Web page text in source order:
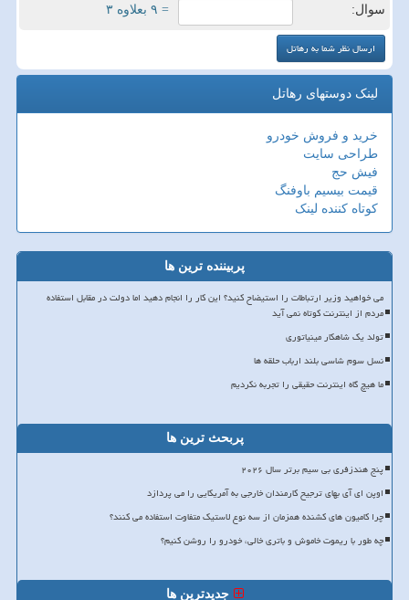
سوال: = ۹ بعلاوه ۳
لینک دوستهای رهاتل
خرید و فروش خودرو
طراحی سایت
فیش حج
قیمت بیسیم باوفنگ
کوتاه کننده لینک
پربیننده ترین ها
می خواهید وزیر ارتباطات را استیضاح کنید؟ این کار را انجام دهید اما دولت در مقابل استفاده
مردم از اینترنت کوتاه نمی آید
تولد یک شاهکار مینیاتوری
نسل سوم شاسی بلند ارباب حلقه ها
ما هیچ گاه اینترنت حقیقی را تجربه نکردیم
پربحث ترین ها
پنج هندزفری بی سیم برتر سال ۲۰۲۶
اوپن ای آی بهای ترجیح کارمندان خارجی به آمریکایی را می پردازد
چرا کامیون های کشنده همزمان از سه نوع لاستیک متفاوت استفاده می کنند؟
چه طور با ریموت خاموش و باتری خالی، خودرو را روشن کنیم؟
جدیدترین ها